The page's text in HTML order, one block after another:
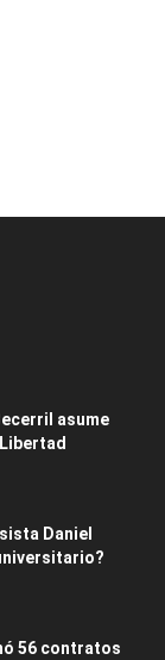
asume
Daniel
56 contratos